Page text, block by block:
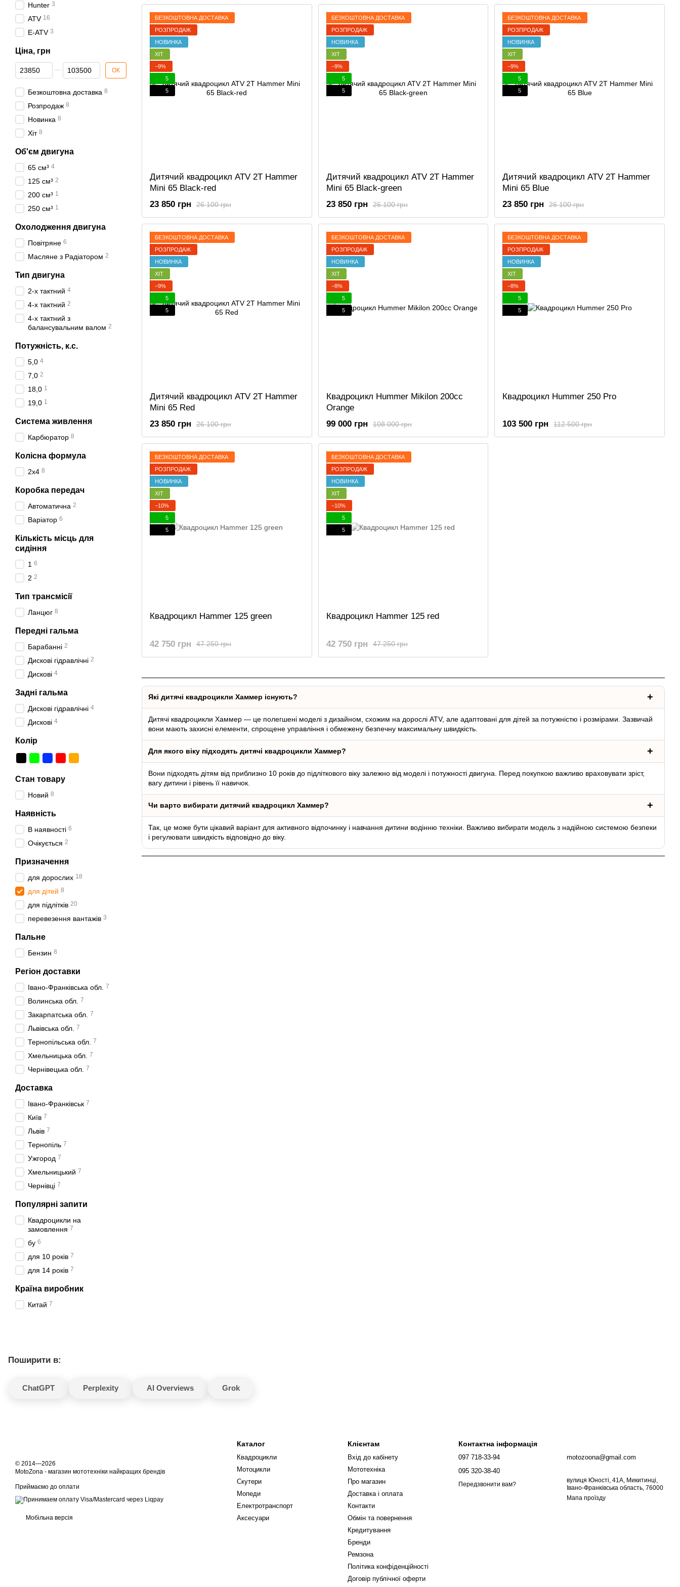
Які дитячі квадроцикли Хаммер існують?
Дитячі квадроцикли Хаммер — це полегшені моделі з дизайном, схожим на дорослі ATV, але адаптовані для дітей за потужністю і розмірами. Зазвичай
вони мають захисні елементи, спрощене управління і обмежену безпечну максимальну швидкість.
Для якого віку підходять дитячі квадроцикли Хаммер?
Вони підходять дітям від приблизно 10 років до підліткового віку залежно від моделі і потужності двигуна. Перед покупкою важливо враховувати зріст,
вагу дитини і рівень її навичок.
Чи варто вибирати дитячий квадроцикл Хаммер?
Так, це може бути цікавий варіант для активного відпочинку і навчання дитини водінню техніки. Важливо вибирати модель з надійною системою безпеки
і регулювати швидкість відповідно до віку.
БЕЗКОШТОВНА ДОСТАВКА
РОЗПРОДАЖ
НОВИНКА
ХІТ
−9%
5
5
Дитячий квадроцикл ATV 2T Hammer
Mini 65 Black-red
26 100 грн
23 850 грн
БЕЗКОШТОВНА ДОСТАВКА
РОЗПРОДАЖ
НОВИНКА
ХІТ
−9%
5
5
Дитячий квадроцикл ATV 2T Hammer
Mini 65 Black-green
26 100 грн
23 850 грн
БЕЗКОШТОВНА ДОСТАВКА
РОЗПРОДАЖ
НОВИНКА
ХІТ
−9%
5
5
Дитячий квадроцикл ATV 2T Hammer
Mini 65 Blue
26 100 грн
23 850 грн
БЕЗКОШТОВНА ДОСТАВКА
РОЗПРОДАЖ
НОВИНКА
ХІТ
−9%
5
5
Дитячий квадроцикл ATV 2T Hammer
Mini 65 Red
26 100 грн
23 850 грн
БЕЗКОШТОВНА ДОСТАВКА
РОЗПРОДАЖ
НОВИНКА
ХІТ
−8%
5
5
Квадроцикл Hummer Mikilon 200cc
Orange
108 000 грн
99 000 грн
БЕЗКОШТОВНА ДОСТАВКА
РОЗПРОДАЖ
НОВИНКА
ХІТ
−8%
5
5
Квадроцикл Hummer 250 Pro
112 500 грн
103 500 грн
БЕЗКОШТОВНА ДОСТАВКА
РОЗПРОДАЖ
НОВИНКА
ХІТ
−10%
5
5
Квадроцикл Hammer 125 green
47 250 грн
42 750 грн
БЕЗКОШТОВНА ДОСТАВКА
РОЗПРОДАЖ
НОВИНКА
ХІТ
−10%
5
5
Квадроцикл Hammer 125 red
47 250 грн
42 750 грн
Hunter 3
ATV 16
E-ATV 3
Ціна, грн
Від Ціна, грн
До Ціна, грн ОК
Безкоштовна доставка 8
Розпродаж 8
Новинка 8
Хіт 8
Об'єм двигуна
65 см³ 4
125 см³ 2
200 см³ 1
250 см³ 1
Охолодження двигуна
Повітряне 6
Масляне з Радіатором 2
Тип двигуна
2-х тактний 4
4-х тактний 2
4-х тактний з
балансувальним валом 2
Потужність, к.с.
5,0 4
7,0 2
18,0 1
19,0 1
Система живлення
Карбюратор 8
Колісна формула
2x4 8
Коробка передач
Автоматична 2
Варіатор 6
Кількість місць для
сидіння
1 6
2 2
Тип трансмісії
Ланцюг 8
Передні гальма
Барабанні 2
Дискові гідравлічні 2
Дискові 4
Задні гальма
Дискові гідравлічні 4
Дискові 4
Колір
Стан товару
Новий 8
Наявність
В наявності 6
Очікується 2
Призначення
для дорослих 18
для дітей 8
для підлітків 20
перевезення вантажів 3
Пальне
Бензин 8
Регіон доставки
Івано-Франківська обл. 7
Волинська обл. 7
Закарпатська обл. 7
Львівська обл. 7
Тернопільська обл. 7
Хмельницька обл. 7
Чернівецька обл. 7
Доставка
Івано-Франківськ 7
Київ 7
Львів 7
Тернопіль 7
Ужгород 7
Хмельницький 7
Чернівці 7
Популярні запити
Квадроцикли на
замовлення 7
бу 6
для 10 років 7
для 14 років 7
Країна виробник
Китай 7
Поширити в:
ChatGPT Perplexity AI Overviews Grok
© 2014—2026
MotoZona - магазин мототехніки найкращих брендів
Приймаємо до оплати
Мобільна версія
Каталог
Квадроцикли
Мотоцикли
Скутери
Мопеди
Електротранспорт
Аксесуари
Клієнтам
Вхід до кабінету
Мототехніка
Про магазин
Доставка і оплата
Контакти
Обмін та повернення
Кредитування
Бренди
Ремзона
Політика конфіденційності
Договір публічної оферти
Контактна інформація
097 718-33-94
095 320-38-40
Передзвонити вам?
motozoona@gmail.com
вулиця Юності, 41А, Микитинці,
Івано-Франківська область, 76000
Мапа проїзду